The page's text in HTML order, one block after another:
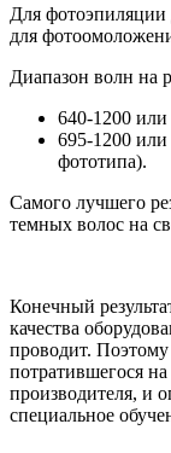
Для фотоэпиляции
для
Диапазон волн на
640-1200
695-1200
фототипа).
Самого лучшего
темных волос на
Конечный
качества
проводит.
потратившегося
производителя, и
специальное